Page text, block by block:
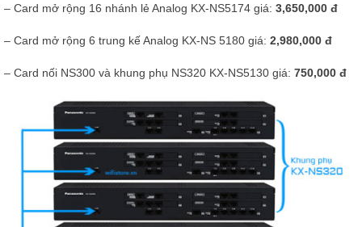
– Card mở rộng 16 nhánh lẻ Analog KX-NS5174 giá: 3,650,000 đ
– Card mở rộng 6 trung kế Analog KX-NS 5180 giá: 2,980,000 đ
– Card nối NS300 và khung phụ NS320 KX-NS5130 giá: 750,000 đ